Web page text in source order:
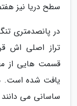
سطح دریا نیز
در پانصدمتری
تراز اصلی اش
قسمت هایی از
یافت شده است.
ساسانی می